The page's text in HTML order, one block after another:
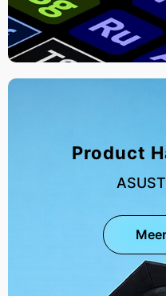
Product